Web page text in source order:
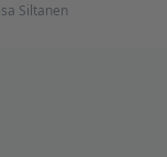
Siltanen